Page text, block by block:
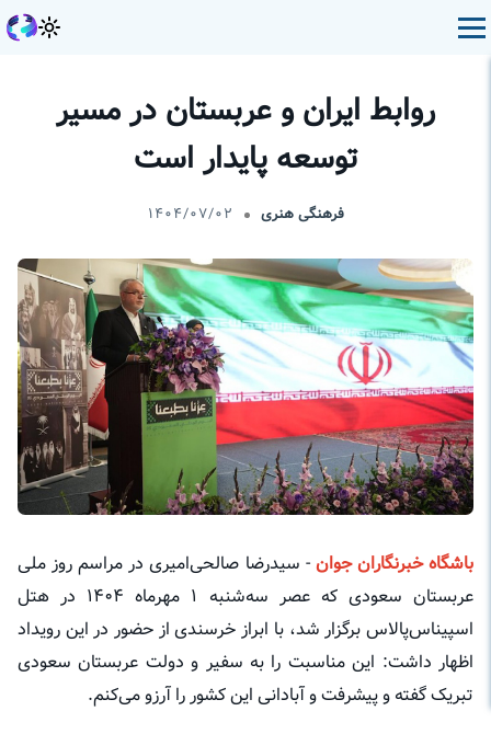
روابط ایران و عربستان در مسیر
توسعه پایدار است
فرهنگی هنری ۱۴۰۴/۰۷/۰۲
باشگاه خبرنگاران جوان- سیدرضا صالحی‌امیری در مراسم روز ملی
عربستان سعودی که عصر سه‌شنبه ۱ مهرماه ۱۴۰۴ در هتل
اسپیناس‌پالاس برگزار شد، با ابراز خرسندی از حضور در این رویداد
اظهار داشت: این مناسبت را به سفیر و دولت عربستان سعودی
تبریک گفته و پیشرفت و آبادانی این کشور را آرزو می‌کنم.